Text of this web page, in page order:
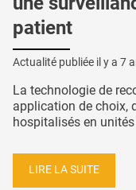
patient
Actualité publiée il y a 7
La technologie de
application de choix,
hospitalisés en
LIRE LA SUITE